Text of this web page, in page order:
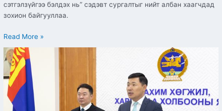
сэтгэлзүйгээ бэлдэх нь” сэдэвт сургалтыг нийт албан хаагчдад
зохион байгууллаа.
Read More »
Төрийн
жинхэнэ
албан
хаагчийн
тангараг
өргө